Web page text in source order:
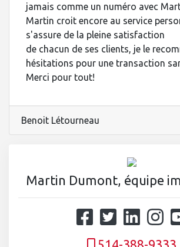
jamais comme un numéro avec
Martin croit encore au service
s'assure de la pleine satisfaction
de chacun de ses clients, je le
hésitations pour une transaction
Merci pour tout!
Benoit Létourneau
Martin Dumont, équipe